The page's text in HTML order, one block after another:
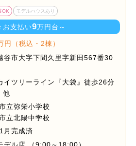
OK モデルハウスあり
お支払い9万円台～
円（税込・2棟）
谷市大字下間久里字新田567番30
イツリーライン『大袋』徒歩26分
他
立弥栄小学校
立北陽中学校
月完成済